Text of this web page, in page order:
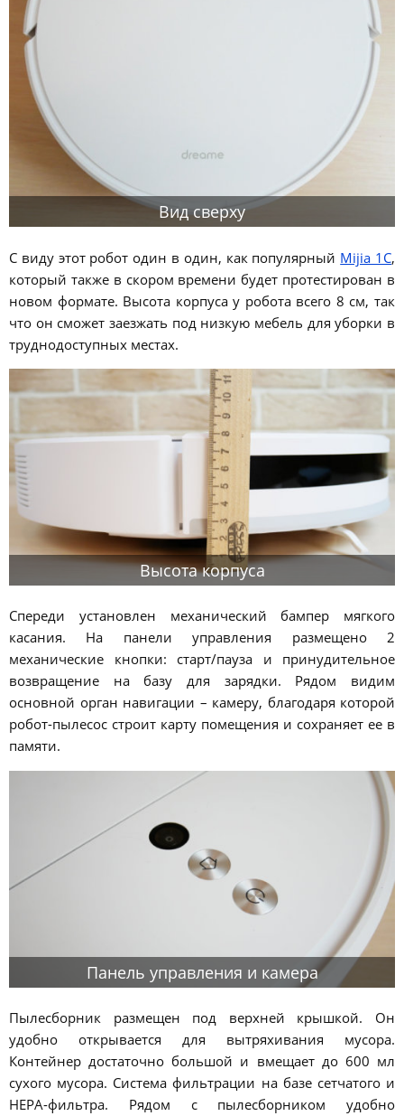
Вид сверху
С виду этот робот один в один, как популярный Mijia 1C,
который также в скором времени будет протестирован в
новом формате. Высота корпуса у робота всего 8 см, так
что он сможет заезжать под низкую мебель для уборки в
труднодоступных местах.
Высота корпуса
Спереди установлен механический бампер мягкого
касания. На панели управления размещено 2
механические кнопки: старт/пауза и принудительное
возвращение на базу для зарядки. Рядом видим
основной орган навигации – камеру, благодаря которой
робот-пылесос строит карту помещения и сохраняет ее в
памяти.
Панель управления и камера
Пылесборник размещен под верхней крышкой. Он
удобно открывается для вытряхивания мусора.
Контейнер достаточно большой и вмещает до 600 мл
сухого мусора. Система фильтрации на базе сетчатого и
HEPA-фильтра. Рядом с пылесборником удобно